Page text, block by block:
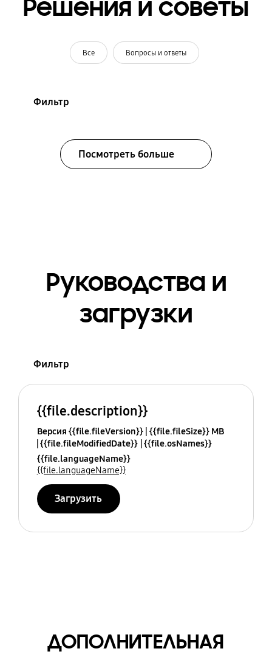
Решения и советы
Все Вопросы и ответы
Фильтр
Посмотреть больше
Руководства и
загрузки
Фильтр
{{file.description}}
Версия {{file.fileVersion}} {{file.fileSize}} MB
{{file.fileModifiedDate}} {{file.osNames}}
{{file.languageName}}
{{file.languageName}}
Загрузить
ДОПОЛНИТЕЛЬНАЯ